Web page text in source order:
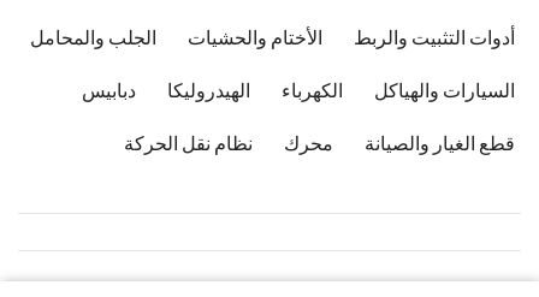
أدوات التثبيت والربط الأختام والحشيات الجلب والمحامل
السيارات والهياكل الكهرباء الهيدروليكا دبابيس
قطع الغيار والصيانة محرك نظام نقل الحركة